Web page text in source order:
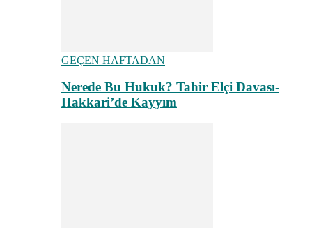
GEÇEN HAFTADAN
Nerede Bu Hukuk? Tahir Elçi Davası-
Hakkari’de Kayyım